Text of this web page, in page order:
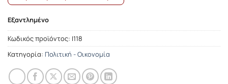
Εξαντλημένο
Κωδικός προϊόντος: Ι118
Κατηγορία: Πολιτική - Οικονομία